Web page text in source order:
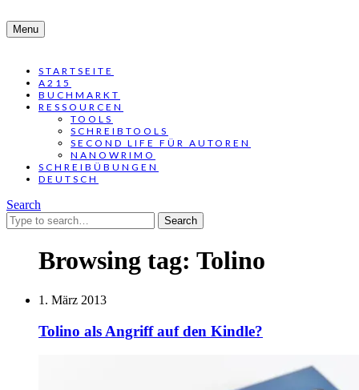
Menu
STARTSEITE
A215
BUCHMARKT
RESSOURCEN
TOOLS
SCHREIBTOOLS
SECOND LIFE FÜR AUTOREN
NANOWRIMO
SCHREIBÜBUNGEN
DEUTSCH
Search
Search
for:
Browsing tag: Tolino
1. März 2013
Tolino als Angriff auf den Kindle?